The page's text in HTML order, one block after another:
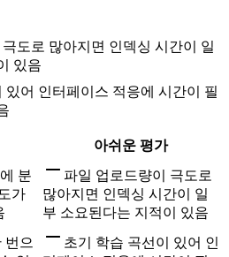
도로 많아지면 인덱싱 시간이 일
있음
있어 인터페이스 적응에 시간이 필
아쉬운 평가
분
가
파일 업로드량이 극도로
많아지면 인덱싱 시간이 일
부 소요된다는 지적이 있음
번으
초기 학습 곡선이 있어 인